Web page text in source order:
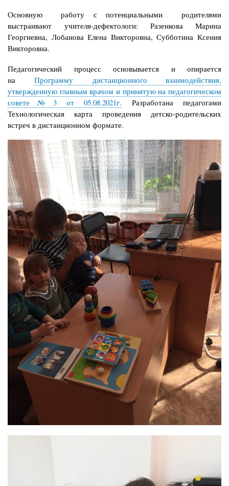
Основную работу с потенциальными родителями
выстраивают учителя-дефектологи: Разенкова Марина
Георгиевна, Лобанова Елена Викторовна, Субботина Ксения
Викторовна.
Педагогический процесс основывается и опирается
наПрограмму дистанционного взаимодействия,
утвержденную главным врачом и принятую на педагогическом
совете№3 от 05.08.2021г. Разработана педагогами
Технологическая карта проведения детско-родительских
встреч в дистанционном формате.